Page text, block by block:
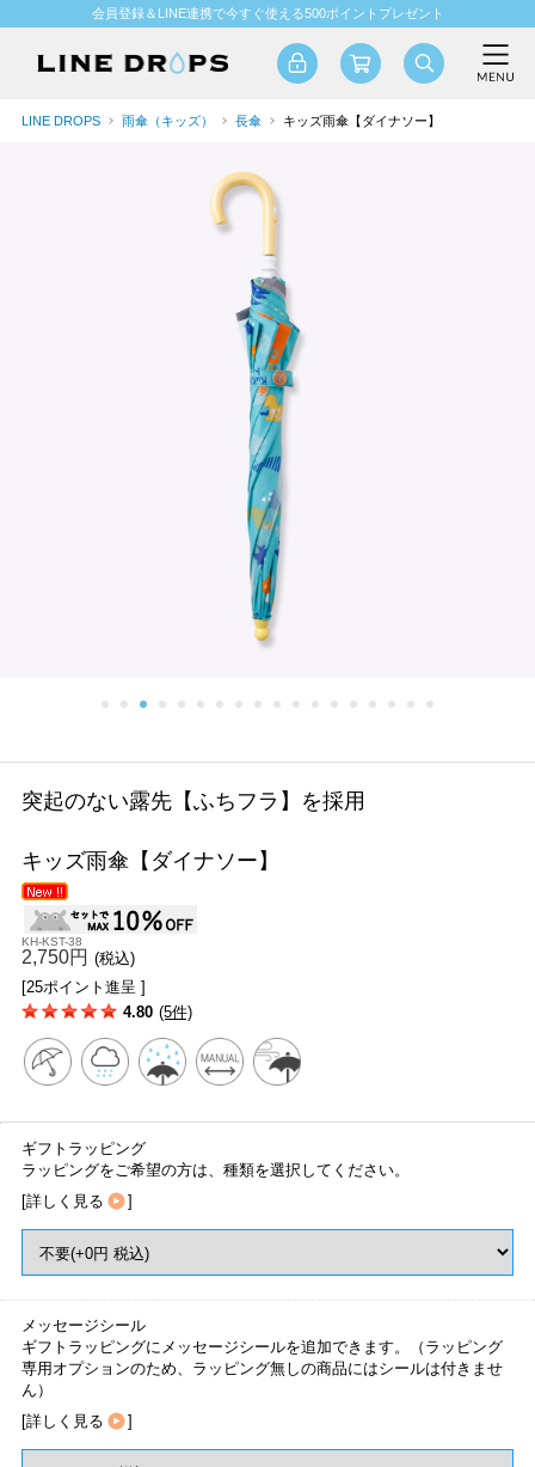
会員登録＆LINE連携で今すぐ使える500ポイントプレゼント
LINE DROPS 雨傘（キッズ） 長傘 キッズ雨傘【ダイナソー】
突起のない露先【ふちフラ】を採用
キッズ雨傘【ダイナソー】
KH-KST-38
2,750円 (税込)
[25ポイント進呈 ]
4.80 (5件)
ギフトラッピング
ラッピングをご希望の方は、種類を選択してください。
[詳しく見る ]
メッセージシール
ギフトラッピングにメッセージシールを追加できます。（ラッピング
専用オプションのため、ラッピング無しの商品にはシールは付きませ
ん）
[詳しく見る ]